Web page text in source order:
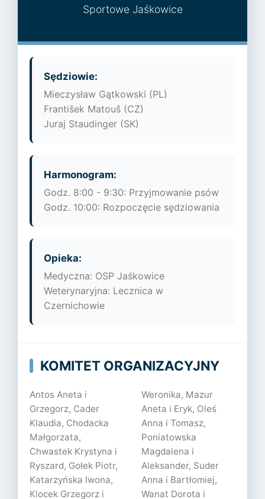
Sportowe Jaśkowice
Sędziowie:
Mieczysław Gątkowski (PL)
František Matouš (CZ)
Juraj Staudinger (SK)
Harmonogram:
Godz. 8:00 - 9:30: Przyjmowanie psów
Godz. 10:00: Rozpoczęcie sędziowania
Opieka:
Medyczna: OSP Jaśkowice
Weterynaryjna: Lecznica w
Czernichowie
KOMITET ORGANIZACYJNY
Antos Aneta i
Grzegorz, Cader
Klaudia, Chodacka
Małgorzata,
Chwastek Krystyna i
Ryszard, Gołek Piotr,
Katarzyńska Iwona,
Klocek Grzegorz i
Weronika, Mazur
Aneta i Eryk, Oleś
Anna i Tomasz,
Poniatowska
Magdalena i
Aleksander, Suder
Anna i Bartłomiej,
Wanat Dorota i